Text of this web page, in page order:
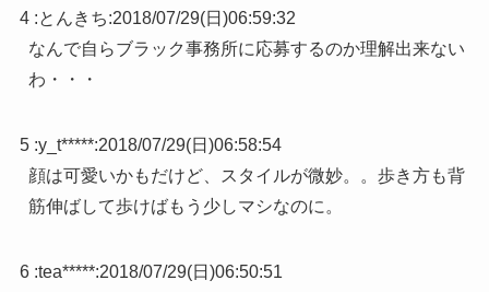
4 :とんきち:2018/07/29(日)06:59:32
なんで自らブラック事務所に応募するのか理解出来ない
わ・・・
5 :y_t*****:2018/07/29(日)06:58:54
顔は可愛いかもだけど、スタイルが微妙。。歩き方も背
筋伸ばして歩けばもう少しマシなのに。
6 :tea*****:2018/07/29(日)06:50:51